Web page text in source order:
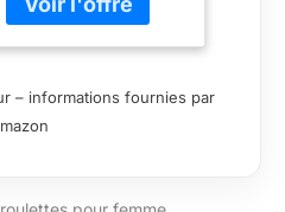
Bon soutien de la
intermédiaire Châssis
en aluminium de
– informations fournies par